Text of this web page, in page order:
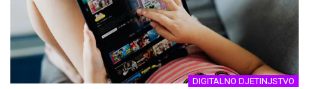
DIGITALNO DJETINJSTVO